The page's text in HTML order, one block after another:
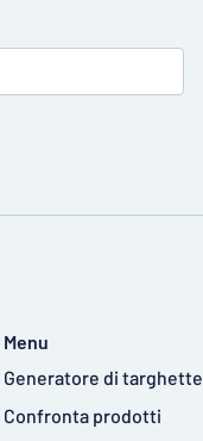
Menu
Generatore di targhette
Confronta prodotti